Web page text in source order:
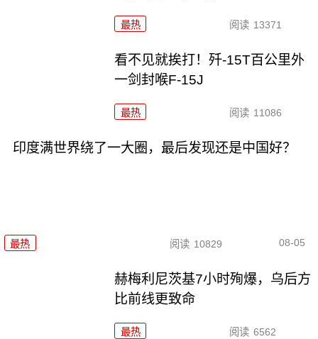
最热 阅读 13371
看不见就挨打！歼-15T百公里外
一剑封喉F-15J
最热 阅读 11086
印度满世界绕了一大圈，最后发现还是中国好？
最热 阅读 10829 08-05
赫梅利尼茨基7小时殉爆，乌后方
比前线更致命
最热 阅读 6562